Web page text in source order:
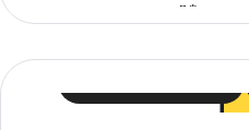
ограничений*